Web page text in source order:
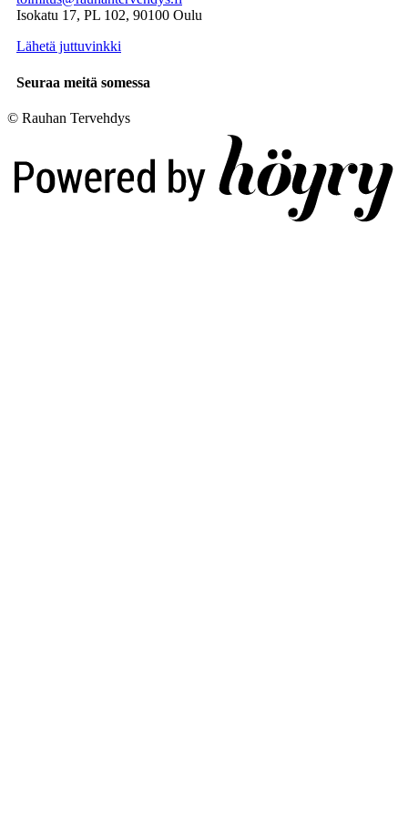
Isokatu 17, PL 102, 90100 Oulu
Lähetä juttuvinkki
Seuraa meitä somessa
© Rauhan Tervehdys